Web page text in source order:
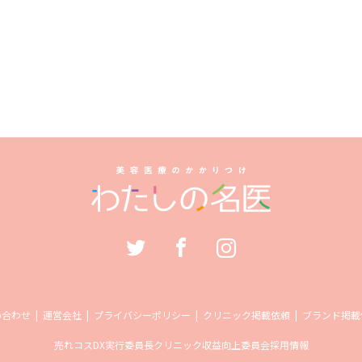
わせ 運営会社 プライバシーポリシー クリニック掲載依頼 ブランド掲
売れコスDX実行委員長クリニック収益向上委員会採用情報